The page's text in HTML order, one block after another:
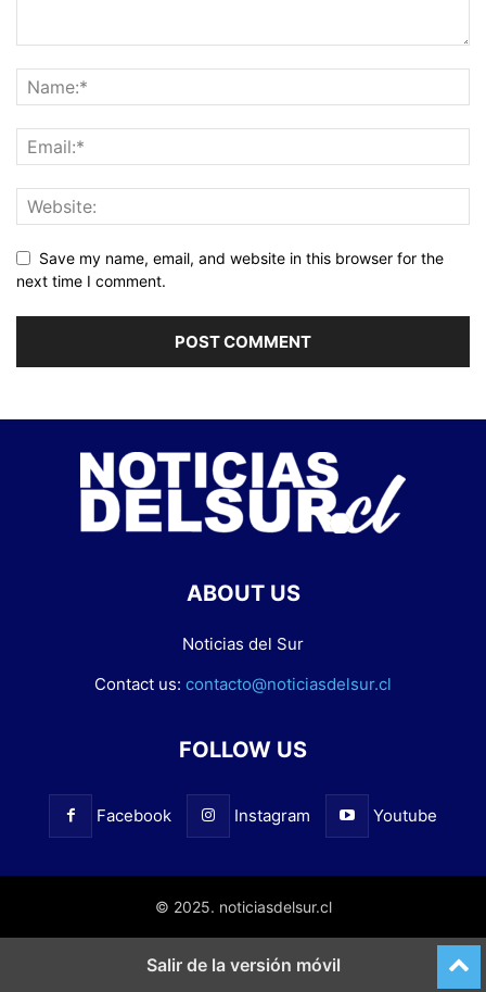
Save my name, email, and website in this browser for the
next time I comment.
ABOUT US
Noticias del Sur
Contact us: contacto@noticiasdelsur.cl
FOLLOW US
Facebook Instagram Youtube
© 2025. noticiasdelsur.cl
Salir de la versión móvil